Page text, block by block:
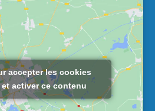
accepter les cookies
activer ce contenu